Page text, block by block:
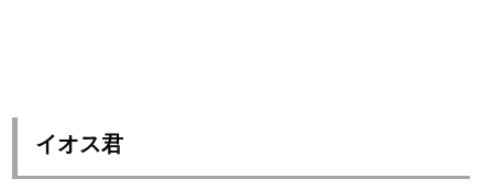
イオス君